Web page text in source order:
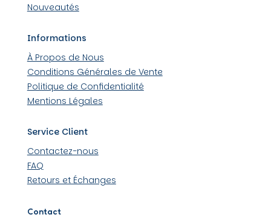
Nouveautés
Informations
À Propos de Nous
Conditions Générales de Vente
Politique de Confidentialité
Mentions Légales
Service Client
Contactez-nous
FAQ
Retours et Échanges
Contact